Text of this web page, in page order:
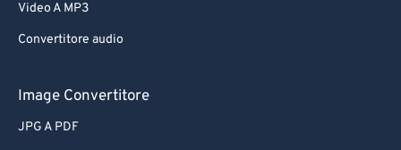
Video A MP3
Convertitore audio
Image Convertitore
JPG A PDF